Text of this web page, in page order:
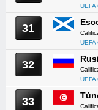
UEFA
31
UEFA
32
UEFA
33